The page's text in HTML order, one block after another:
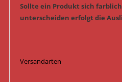
Sollte ein Produkt sich
unterscheiden erfolgt die
Versandarten